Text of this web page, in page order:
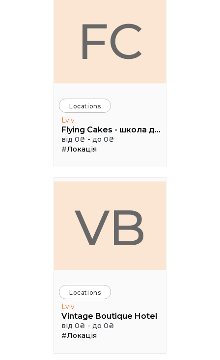
FC
Locations
Lviv
Flying Cakes - школа дизайну
від 0₴ - до 0₴
#Локація
VB
Locations
Lviv
Vintage Boutique Hotel
від 0₴ - до 0₴
#Локація